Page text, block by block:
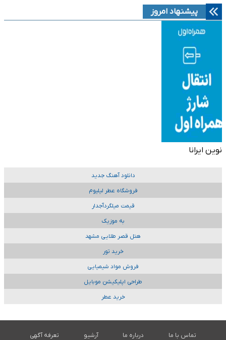
پیشنهاد امروز
نوین ایرانا
دانلود آهنگ جدید
فروشگاه عطر لیلیوم
قیمت میلگردآجدار
به موزیک
هتل قصر طلایی مشهد
خرید تور
فروش مواد شیمیایی
طراحی اپلیکیشن موبایل
خرید عطر
تماس با ما درباره ما آرشیو
تعرفه آگهی